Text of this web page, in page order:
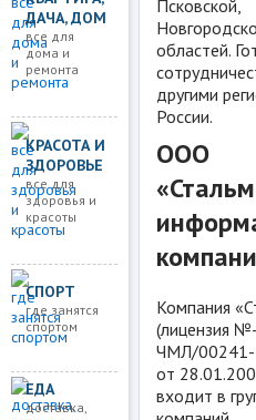
ДАЧА, ДОМ
все для
дома и
ремонта
КРАСОТА И
ЗДОРОВЬЕ
все для
здоровья и
красоты
СПОРТ
где занятся
спортом
ЕДА
доставка,
Псковской,
областей.
другими
России.
ООО
Компания
(лицензия №-
ЧМЛ/00241-
от
входит в